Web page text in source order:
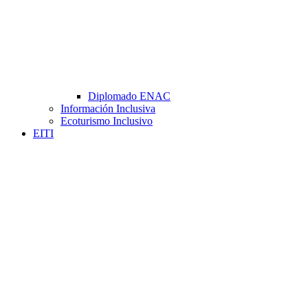
Diplomado ENAC
Información Inclusiva
Ecoturismo Inclusivo
EITI